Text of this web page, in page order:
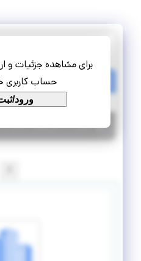
برای مشاهده جزئیات و
حساب کاربری
ورود/
پروژه کارشناس تولید
پاره وقت پروژه
اصفهان |۵ سال پیش | منقضی